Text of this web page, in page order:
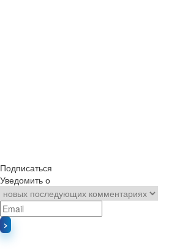
Подписаться
Уведомить о